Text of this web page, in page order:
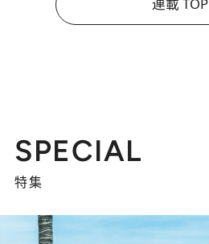
連載 TOP
SPECIAL
特集